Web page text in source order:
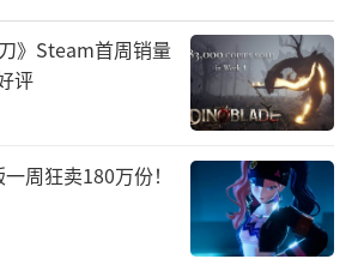
和3D世界生成领域的潜力已经
，随着技术的不断完善，这一
开发和其他相关领域中发挥更
业带来更多创新和突破。（责任
》Steam首周销量
评
周狂卖180万份！